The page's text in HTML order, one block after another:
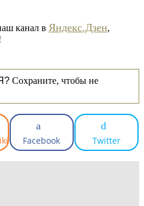
канал в Яндекс.Дзен,
Сохраните, чтобы не
Facebook Twitter